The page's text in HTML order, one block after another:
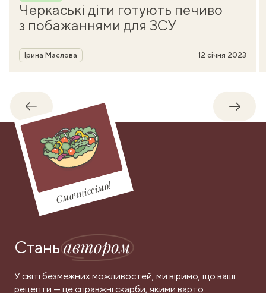
Черкаські діти готують печиво
з побажаннями для ЗСУ
Автор
Ірина Маслова 12 січня 2023
Назад
Смачніссімо!
Станьавтором
У світі безмежних можливостей, ми віримо, що ваші
рецепти — це справжні скарби, якими варто